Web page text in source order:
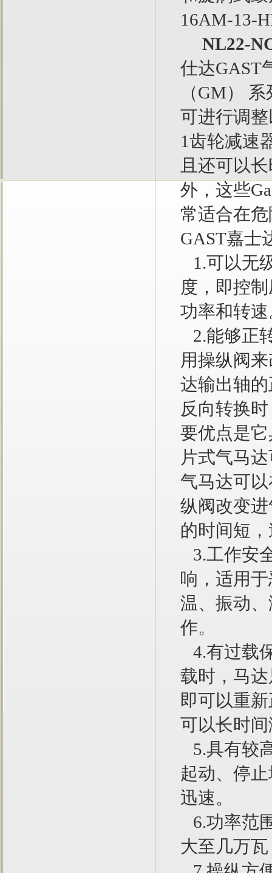
16AM-13-
NL22-
仕达GAST
（GM）
可进行调
1齿轮减速
且还可以
外，这些
常适合在
GAST嘉士
1.可以无
度，即控
功率和转
2.能够正
用操纵阀
达输出轴
反向转换
要优点是
片式气马
气马达可
纵阀改变
的时间短
3.工作安
响，适用
温、振动
作。
4.有过载
载时，马
即可以重
可以长时
5.具有较
起动、停
迅速。
6.功率范
大至几万